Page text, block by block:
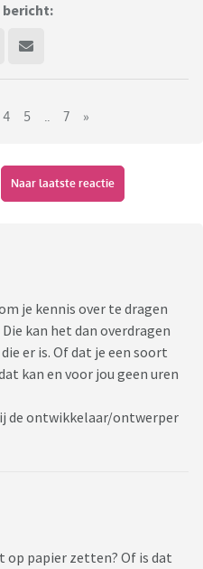
heb gewerkt) om iets te
dat ik aan die en die mijn
dat zij het zouden moeten
hebben in de tussentijd
zo hectisch gegaan
worden. Mijn
best in paniek want de
zich is het maar een uurtje
of er budget was. Dus ik
had mij gisteren nog een
toch erg schuldig. Dus zou
gaan?
bericht:
4 5 7 »
Naar laatste reactie
je kennis over te dragen
kan het dan overdragen
er is. Of dat je een soort
kan en voor jou geen uren
de ontwikkelaar/ontwerper
op papier zetten? Of is dat